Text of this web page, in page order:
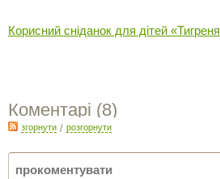
Корисний сніданок для дітей
Коментарі (8)
згорнути / розгорнути